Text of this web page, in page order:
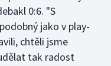
0:6. "S
jako v play-
chtěli jsme
tak radost